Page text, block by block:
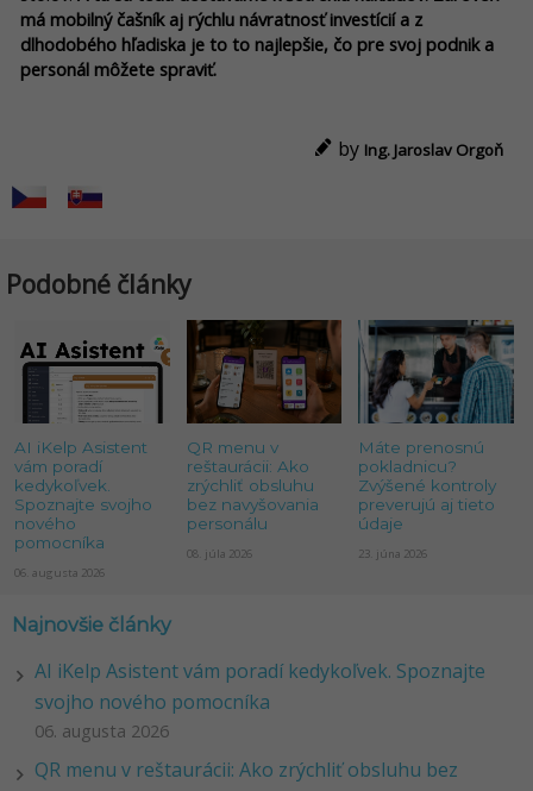
má mobilný čašník aj rýchlu návratnosť investícií a z
dlhodobého hľadiska je to to najlepšie, čo pre svoj podnik a
personál môžete spraviť.
by Ing. Jaroslav Orgoň
Podobné články
AI iKelp Asistent
vám poradí
kedykoľvek.
Spoznajte svojho
nového
pomocníka
06. augusta 2026
QR menu v
reštaurácii: Ako
zrýchliť obsluhu
bez navyšovania
personálu
08. júla 2026
Máte prenosnú
pokladnicu?
Zvýšené kontroly
preverujú aj tieto
údaje
23. júna 2026
Najnovšie články
AI iKelp Asistent vám poradí kedykoľvek. Spoznajte
svojho nového pomocníka
06. augusta 2026
QR menu v reštaurácii: Ako zrýchliť obsluhu bez